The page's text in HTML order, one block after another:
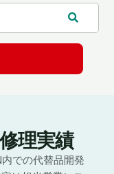
理実績
での代替品開発